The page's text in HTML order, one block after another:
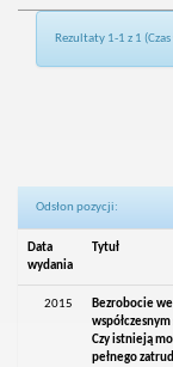
Rezultaty 1-1 z 1
Odsłon pozycji:
Data
wydania
Tytuł
2015
Bezrobocie we
Czy istnieją
pełnego